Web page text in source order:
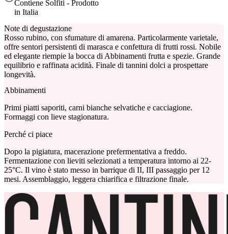
Contiene Solfiti - Prodotto
in Italia
Note di degustazione
Rosso rubino, con sfumature di amarena. Particolarmente varietale,
offre sentori persistenti di marasca e confettura di frutti rossi. Nobile
ed elegante riempie la bocca di Abbinamenti frutta e spezie. Grande
equilibrio e raffinata acidità. Finale di tannini dolci a prospettare
longevità.
Abbinamenti
Primi piatti saporiti, carni bianche selvatiche e cacciagione.
Formaggi con lieve stagionatura.
Perché ci piace
Dopo la pigiatura, macerazione prefermentativa a freddo.
Fermentazione con lieviti selezionati a temperatura intorno ai 22-
25°C. Il vino è stato messo in barrique di II, III passaggio per 12
mesi. Assemblaggio, leggera chiarifica e filtrazione finale.